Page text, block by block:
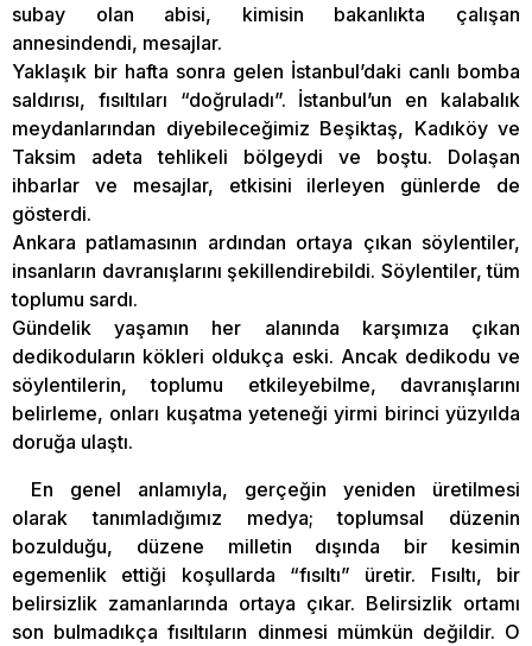
subay olan abisi, kimisin bakanlıkta çalışan
annesindendi, mesajlar.
Yaklaşık bir hafta sonra gelen İstanbul’daki canlı bomba
saldırısı, fısıltıları “doğruladı”. İstanbul’un en kalabalık
meydanlarından diyebileceğimiz Beşiktaş, Kadıköy ve
Taksim adeta tehlikeli bölgeydi ve boştu. Dolaşan
ihbarlar ve mesajlar, etkisini ilerleyen günlerde de
gösterdi.
Ankara patlamasının ardından ortaya çıkan söylentiler,
insanların davranışlarını şekillendirebildi. Söylentiler, tüm
toplumu sardı.
Gündelik yaşamın her alanında karşımıza çıkan
dedikoduların kökleri oldukça eski. Ancak dedikodu ve
söylentilerin, toplumu etkileyebilme, davranışlarını
belirleme, onları kuşatma yeteneği yirmi birinci yüzyılda
doruğa ulaştı.
En genel anlamıyla, gerçeğin yeniden üretilmesi
olarak tanımladığımız medya; toplumsal düzenin
bozulduğu, düzene milletin dışında bir kesimin
egemenlik ettiği koşullarda “fısıltı” üretir. Fısıltı, bir
belirsizlik zamanlarında ortaya çıkar. Belirsizlik ortamı
son bulmadıkça fısıltıların dinmesi mümkün değildir. O